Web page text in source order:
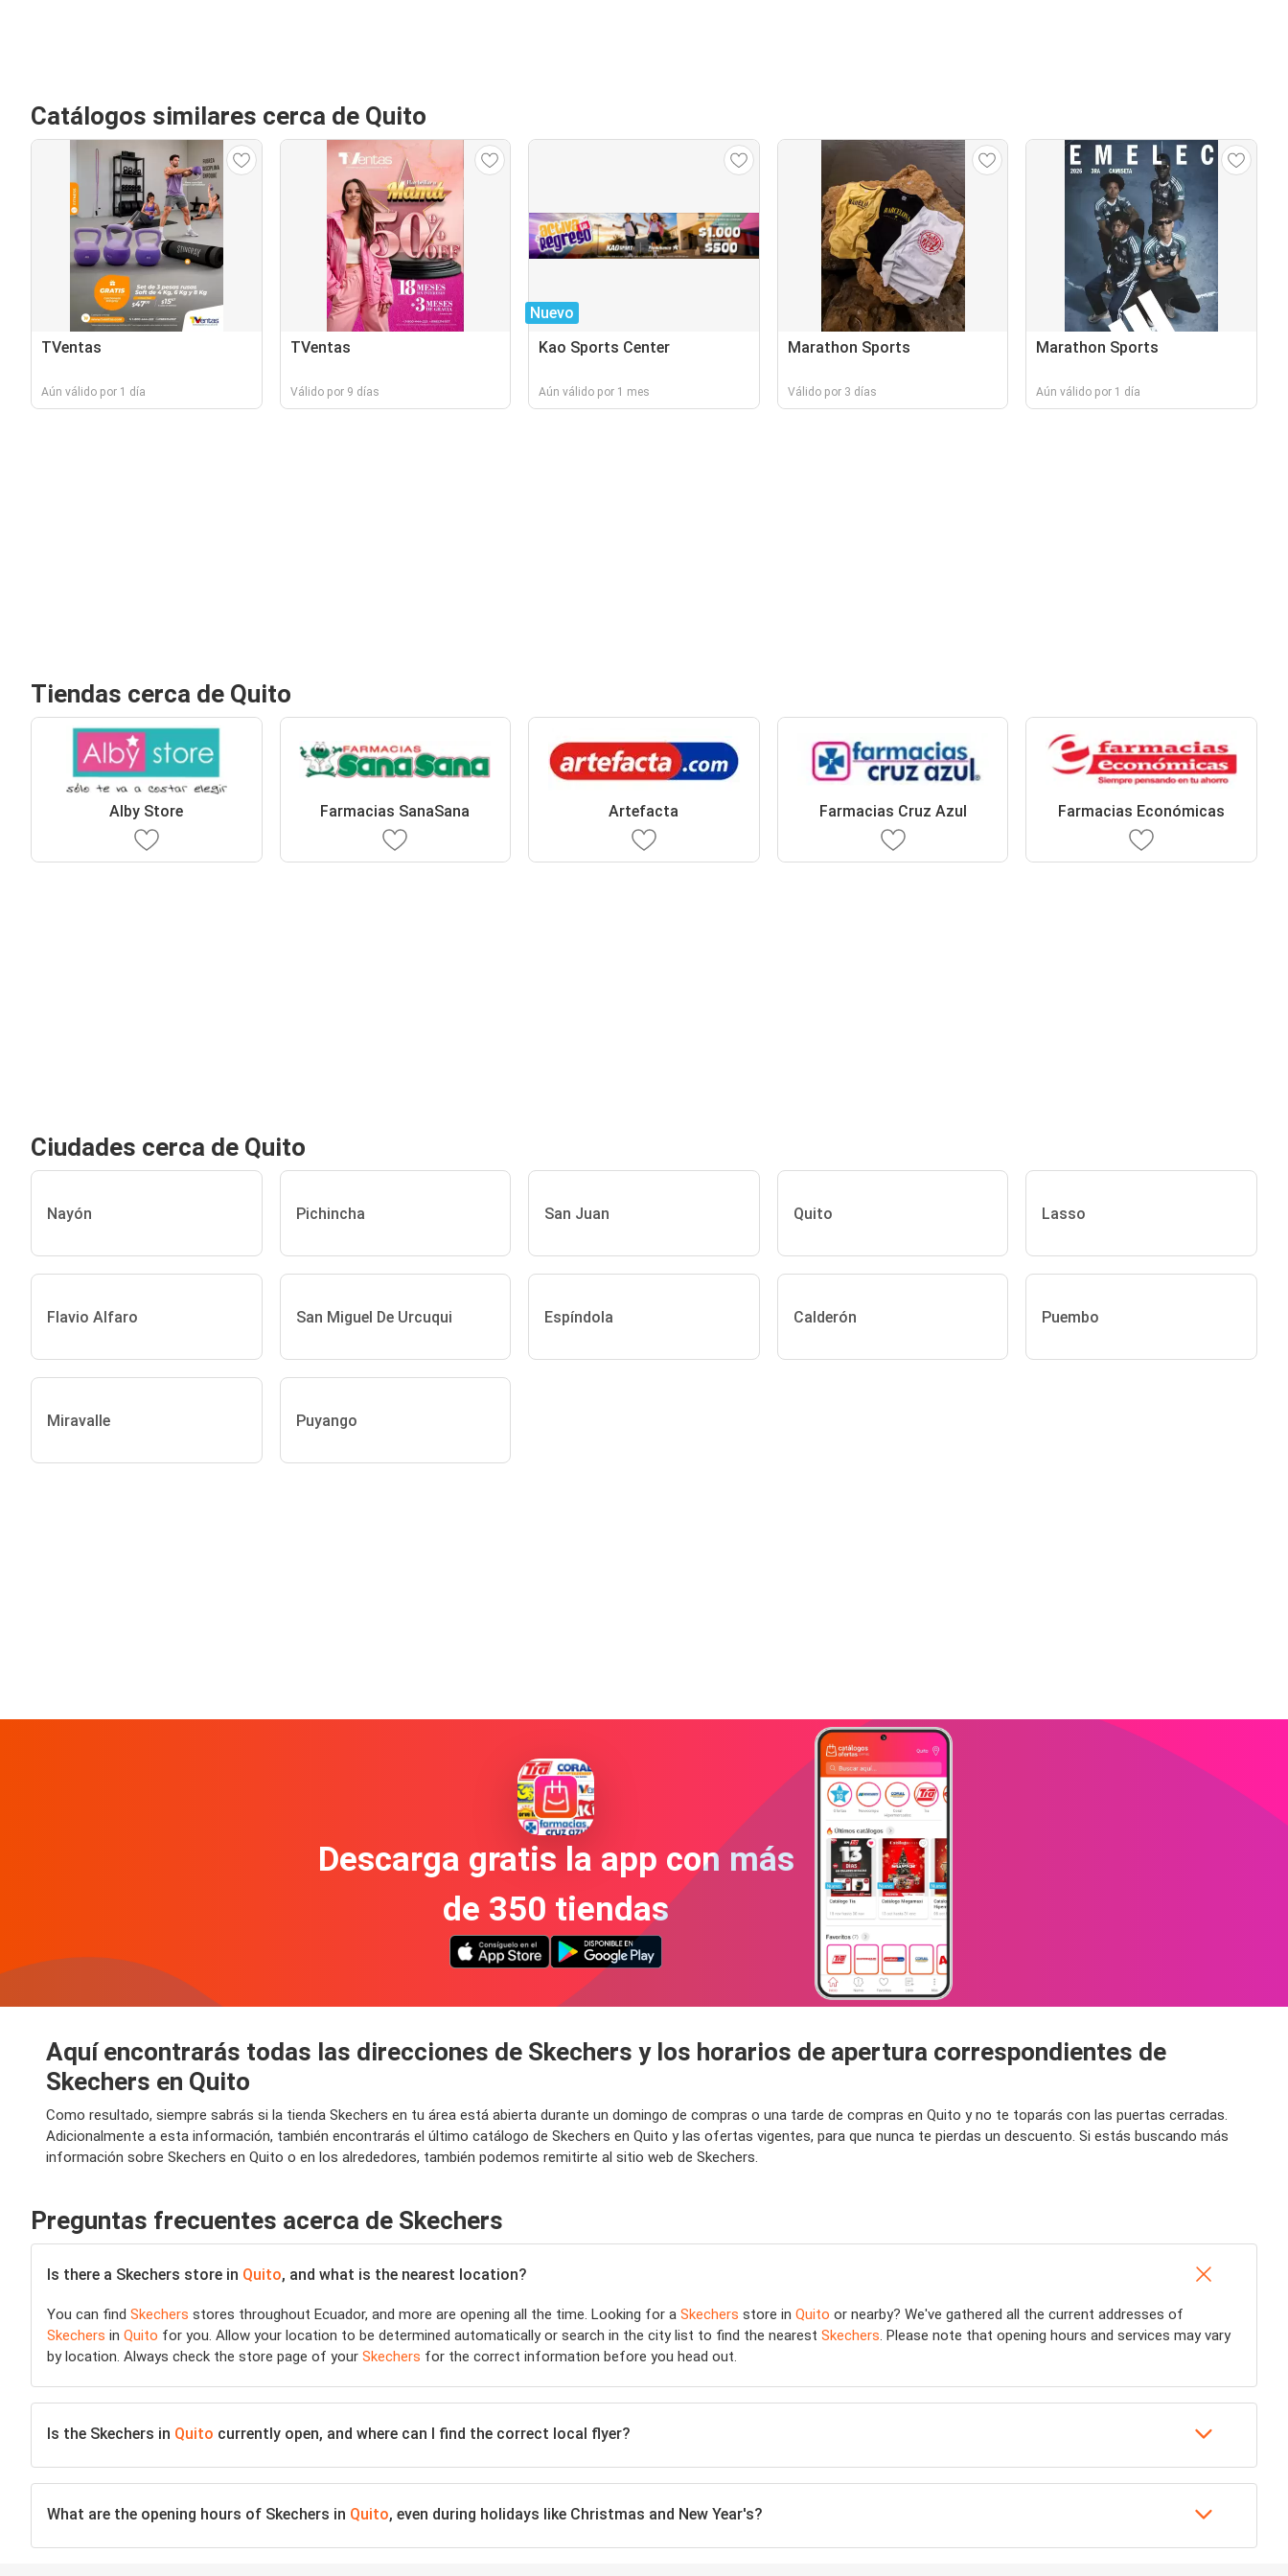
Catálogos similares cerca de Quito
TVentas
Aún válido por 1 día
TVentas
Válido por 9 días
Nuevo
Kao Sports Center
Aún válido por 1 mes
Marathon Sports
Válido por 3 días
Marathon Sports
Aún válido por 1 día
Tiendas cerca de Quito
Alby Store Farmacias SanaSana Artefacta Farmacias Cruz Azul Farmacias Económicas
Ciudades cerca de Quito
Nayón Pichincha San Juan Quito Lasso
Flavio Alfaro San Miguel De Urcuqui Espíndola Calderón Puembo
Miravalle Puyango
Descarga gratis la app con más
de 350 tiendas
Aquí encontrarás todas las direcciones de Skechers y los horarios de apertura correspondientes de
Skechers en Quito
Como resultado, siempre sabrás si la tienda Skechers en tu área está abierta durante un domingo de compras o una tarde de compras en Quito y no te toparás con las puertas cerradas.
Adicionalmente a esta información, también encontrarás el último catálogo de Skechers en Quito y las ofertas vigentes, para que nunca te pierdas un descuento. Si estás buscando más
información sobre Skechers en Quito o en los alrededores, también podemos remitirte al sitio web de Skechers.
Preguntas frecuentes acerca de Skechers
Is there a Skechers store in Quito, and what is the nearest location?
You can find Skechers stores throughout Ecuador, and more are opening all the time. Looking for a Skechers store in Quito or nearby? We've gathered all the current addresses of
Skechers in Quito for you. Allow your location to be determined automatically or search in the city list to find the nearest Skechers. Please note that opening hours and services may vary
by location. Always check the store page of your Skechers for the correct information before you head out.
Is the Skechers in Quito currently open, and where can I find the correct local flyer?
What are the opening hours of Skechers in Quito, even during holidays like Christmas and New Year's?